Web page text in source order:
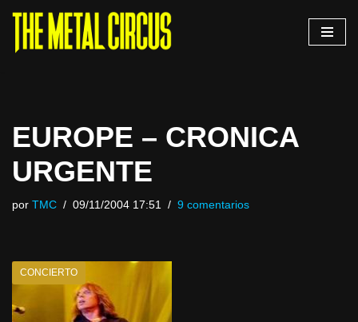
Saltar
EUROPE – CRONICA
URGENTE
por TMC 09/11/2004 17:51 9 comentarios
CONCIERTO